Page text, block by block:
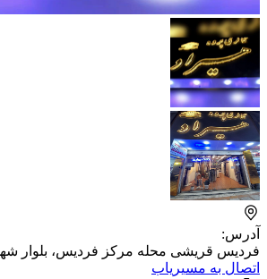
آدرس:
فردیس قریشی محله مرکز فردیس، بلوار
اتصال به مسیریاب